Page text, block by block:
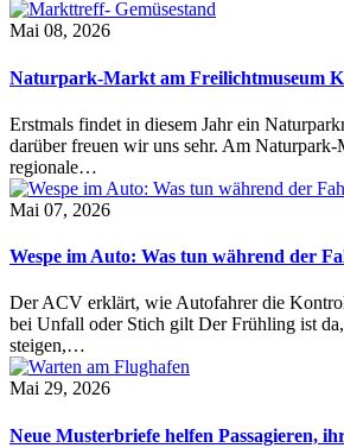
Mai 08, 2026
Naturpark-Markt am Freilichtmuseum
Erstmals findet in diesem Jahr ein
darüber freuen wir uns sehr. Am Naturpark-
regionale…
Mai 07, 2026
Wespe im Auto: Was tun während der
Der ACV erklärt, wie Autofahrer die
bei Unfall oder Stich gilt Der Frühling ist
steigen,…
Mai 29, 2026
Neue Musterbriefe helfen Passagieren,